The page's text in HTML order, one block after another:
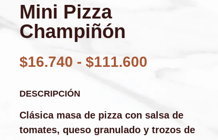
Mini Pizza
Champiñón
$16.740 - $111.600
DESCRIPCIÓN
Clásica masa de pizza con salsa de
tomates, queso granulado y trozos de